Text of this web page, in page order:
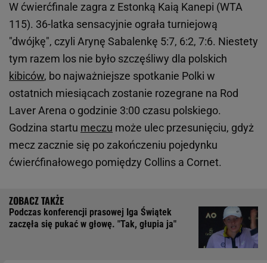
W ćwierćfinale zagra z Estonką Kaią Kanepi (WTA
115). 36-latka sensacyjnie ograła turniejową
"dwójkę", czyli Arynę Sabalenkę 5:7, 6:2, 7:6. Niestety
tym razem los nie było szczęśliwy dla polskich
kibiców, bo najważniejsze spotkanie Polki w
ostatnich miesiącach zostanie rozegrane na Rod
Laver Arena o godzinie 3:00 czasu polskiego.
Godzina startu meczu może ulec przesunięciu, gdyż
mecz zacznie się po zakończeniu pojedynku
ćwierćfinałowego pomiędzy Collins a Cornet.
Podczas konferencji prasowej Iga Świątek
zaczęła się pukać w głowę. "Tak, głupia ja"